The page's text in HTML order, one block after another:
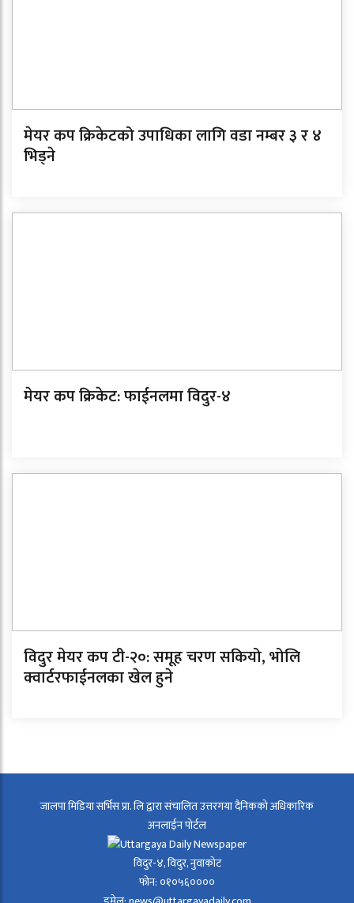
मेयर कप क्रिकेटको उपाधिका लागि वडा नम्बर ३ र ४
भिड्ने
मेयर कप क्रिकेट: फाईनलमा विदुर-४
विदुर मेयर कप टी-२०: समूह चरण सकियो, भोलि
क्वार्टरफाईनलका खेल हुने
जालपा मिडिया सर्भिस प्रा. लि द्वारा संचालित उत्तरगया दैनिकको अधिकारिक
अनलाईन पोर्टल
विदुर-४, विदुर, नुवाकोट
फोन: ०१०५६००००